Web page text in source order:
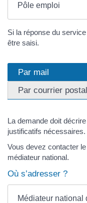
Pôle emploi
Si la réponse du
être saisi.
Par mail
Par courrier postal
La demande doit
justificatifs nécessaires.
Vous devez contacter
médiateur national.
Où s’adresser ?
Médiateur national